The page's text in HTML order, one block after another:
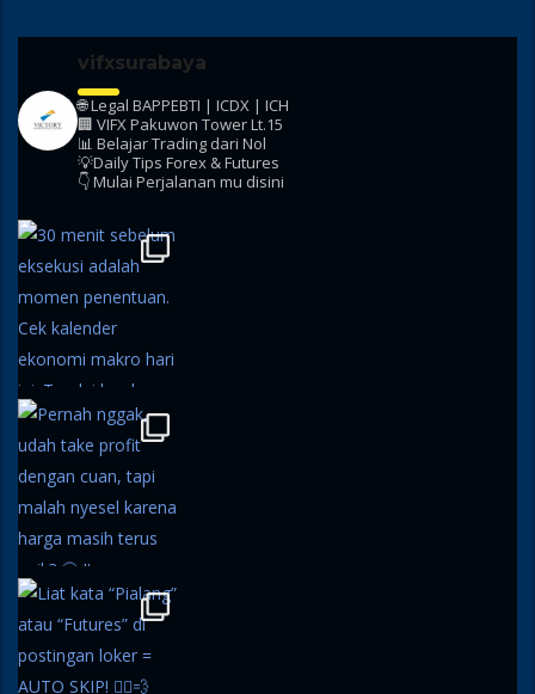
vifxsurabaya
🌐 Legal BAPPEBTI | ICDX | ICH
🏢 VIFX Pakuwon Tower Lt.15
📊 Belajar Trading dari Nol
💡Daily Tips Forex & Futures
👇 Mulai Perjalanan mu disini